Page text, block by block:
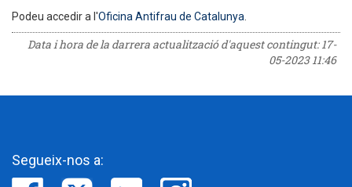
Podeu accedir a l'Oficina Antifrau de Catalunya
Data i hora de la darrera actualització d'aquest contingut:17-
05-2023 11:46
Segueix-nos a: